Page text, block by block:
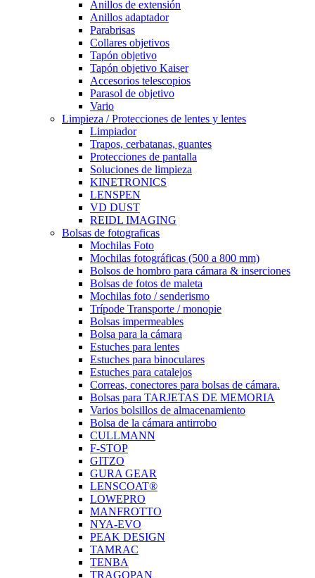
Anillos de extensión
Anillos adaptador
Parabrisas
Collares objetivos
Tapón objetivo
Tapón objetivo Kaiser
Accesorios telescopios
Parasol de objetivo
Vario
Limpieza / Protecciones de lentes y lentes
Limpiador
Trapos, cerbatanas, guantes
Protecciones de pantalla
Soluciones de limpieza
KINETRONICS
LENSPEN
VD DUST
REIDL IMAGING
Bolsas de fotograficas
Mochilas Foto
Mochilas fotográficas (500 a 800 mm)
Bolsos de hombro para cámara & inserciones
Bolsas de fotos de maleta
Mochilas foto / senderismo
Trípode Transporte / monopie
Bolsas impermeables
Bolsa para la cámara
Estuches para lentes
Estuches para binoculares
Estuches para catalejos
Correas, conectores para bolsas de cámara.
Bolsas para TARJETAS DE MEMORIA
Varios bolsillos de almacenamiento
Bolsa de la cámara antirrobo
CULLMANN
F-STOP
GITZO
GURA GEAR
LENSCOAT®
LOWEPRO
MANFROTTO
NYA-EVO
PEAK DESIGN
TAMRAC
TENBA
TRAGOPAN